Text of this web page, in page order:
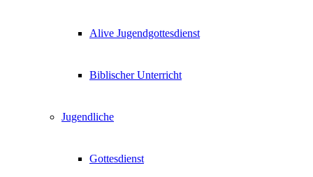
Alive Jugendgottesdienst
Biblischer Unterricht
Jugendliche
Gottesdienst